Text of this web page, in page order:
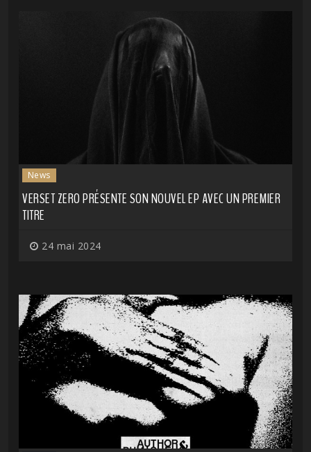
News
VERSET ZERO PRÉSENTE SON NOUVEL EP AVEC UN PREMIER
TITRE
24 mai 2024